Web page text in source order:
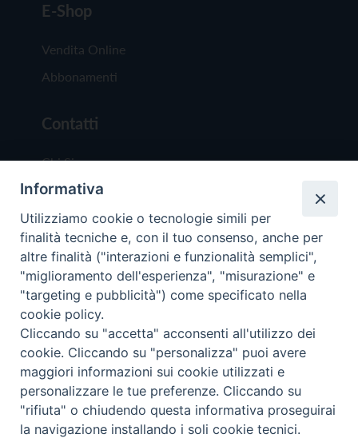
E-Shop
Vendita Online
Abbonamenti
Contatti
Chi Siamo
Redazione
Scrivici
Copyright © 2019 - Tutti i diritti riservati - Vita
Trentina Editrice
Privacy Policy
Torna
Informativa
Utilizziamo cookie o tecnologie simili per
finalità tecniche e, con il tuo consenso, anche per
altre finalità ("interazioni e funzionalità semplici",
"miglioramento dell'esperienza", "misurazione" e
"targeting e pubblicità") come specificato nella
cookie policy.
Cliccando su "accetta" acconsenti all'utilizzo dei
cookie. Cliccando su "personalizza" puoi avere
maggiori informazioni sui cookie utilizzati e
personalizzare le tue preferenze. Cliccando su
"rifiuta" o chiudendo questa informativa proseguirai
la navigazione installando i soli cookie tecnici.